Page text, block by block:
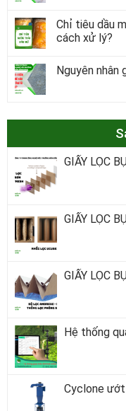
Chỉ tiêu dầu
cách xử lý?
Nguyên nhân
GIẤY LỌC
GIẤY LỌC
GIẤY LỌC
Hệ thống
Cyclone ướt